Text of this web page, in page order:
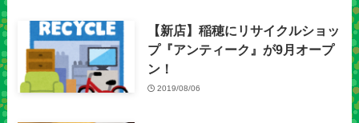
【新店】稲穂にリサイクルショッ
プ『アンティーク』が9月オープ
ン！
2019/08/06